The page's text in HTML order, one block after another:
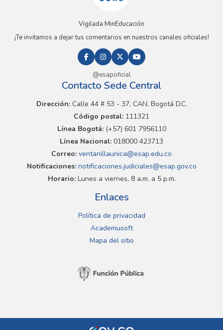
Vigilada MinEducación
¡Te invitamos a dejar tus comentarios en nuestros canales oficiales!
@esapoficial
Contacto Sede Central
Dirección:Calle 44 # 53 - 37, CAN, Bogotá D.C.
Código postal: 111321
Línea Bogotá:(+57) 601 7956110
Línea Nacional: 018000 423713
Correo: ventanillaunica@esap.edu.co
Notificaciones:notificaciones.judiciales@esap.gov.co
Horario:Lunes a viernes, 8 a.m. a 5 p.m.
Enlaces
Política de privacidad
Academusoft
Mapa del sitio